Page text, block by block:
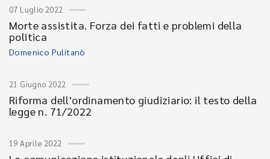
07 Luglio 2022
Morte assistita. Forza dei fatti e problemi della
politica
Domenico Pulitanò
21 Giugno 2022
Riforma dell'ordinamento giudiziario: il testo della
legge n. 71/2022
19 Aprile 2022